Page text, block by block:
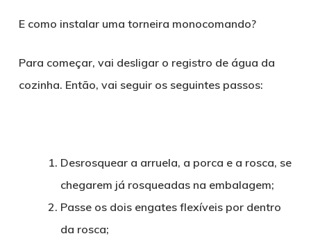
E como instalar uma torneira monocomando?
Para começar, vai desligar o registro de água da
cozinha. Então, vai seguir os seguintes passos:
Desrosquear a arruela, a porca e a rosca, se
chegarem já rosqueadas na embalagem;
Passe os dois engates flexíveis por dentro
da rosca;